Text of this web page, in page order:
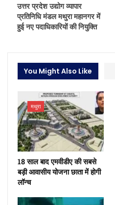
उत्तर प्रदेश उद्योग व्यापार
प्रतिनिधि मंडल मथुरा महानगर में
हुई नए पदाधिकारियों की नियुक्ति
You Might Also Like
मथुरा
18 साल बाद एमवीडीए की सबसे
बड़ी आवासीय योजना छाता में होगी
लॉन्च